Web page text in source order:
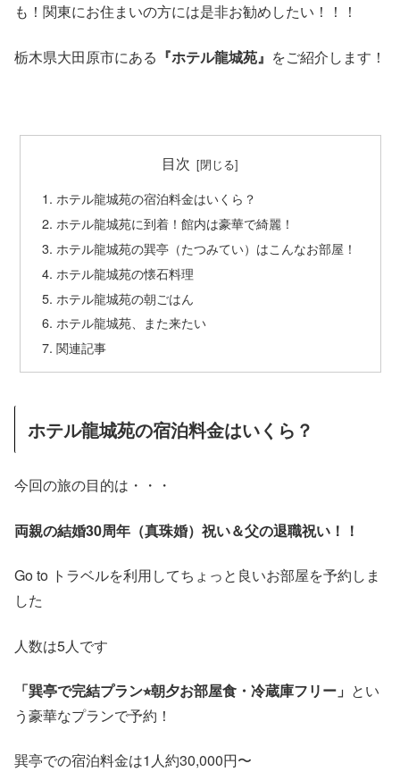
も！関東にお住まいの方には是非お勧めしたい！！！
栃木県大田原市にある 『ホテル龍城苑』 をご紹介します！
目次
ホテル龍城苑の宿泊料金はいくら？
ホテル龍城苑に到着！館内は豪華で綺麗！
ホテル龍城苑の巽亭（たつみてい）はこんなお部屋！
ホテル龍城苑の懐石料理
ホテル龍城苑の朝ごはん
ホテル龍城苑、また来たい
関連記事
ホテル龍城苑の宿泊料金はいくら？
今回の旅の目的は・・・
両親の結婚30周年（真珠婚）祝い＆父の退職祝い ！！
Go to トラベルを利用してちょっと良いお部屋を予約しま
した
人数は5人です
「巽亭で完結プラン⭐︎朝夕お部屋食・冷蔵庫フリー」 とい
う豪華なプランで予約！
巽亭での宿泊料金は1人約30,000円〜